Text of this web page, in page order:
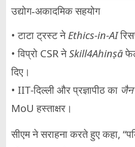
उद्योग‑अकादमिक सहयोग
• टाटा ट्रस्ट नेEthics‑in‑AI
• विप्रो CSR नेSkill4Ahinṣā
दिए।
• IIT‑दिल्ली और प्रज्ञापीठ का जैन
MoU हस्ताक्षर।
सीएम ने सराहना करते हुए कहा,